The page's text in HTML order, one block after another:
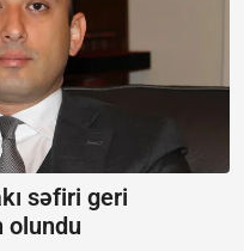
səfiri geri
olundu